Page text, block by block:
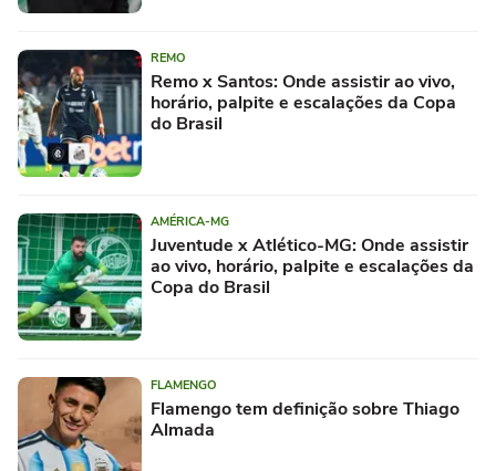
REMO
Remo x Santos: Onde assistir ao vivo,
horário, palpite e escalações da Copa
do Brasil
AMÉRICA-MG
Juventude x Atlético-MG: Onde assistir
ao vivo, horário, palpite e escalações da
Copa do Brasil
FLAMENGO
Flamengo tem definição sobre Thiago
Almada